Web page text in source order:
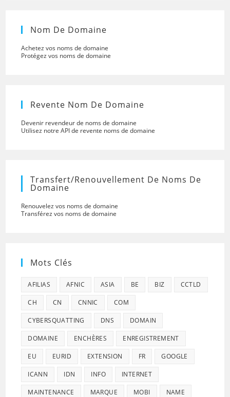
Nom De Domaine
Achetez vos noms de domaine
Protégez vos noms de domaine
Revente Nom De Domaine
Devenir revendeur de noms de domaine
Utilisez notre API de revente noms de domaine
Transfert/renouvellement De Noms De
Domaine
Renouvelez vos noms de domaine
Transférez vos noms de domaine
Mots Clés
AFILIAS AFNIC ASIA BE BIZ CCTLD
CH CN CNNIC COM
CYBERSQUATTING DNS DOMAIN
DOMAINE ENCHÈRES ENREGISTREMENT
EU EURID EXTENSION FR GOOGLE
ICANN IDN INFO INTERNET
MAINTENANCE MARQUE MOBI NAME